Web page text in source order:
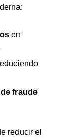
en
fraude
reducir el